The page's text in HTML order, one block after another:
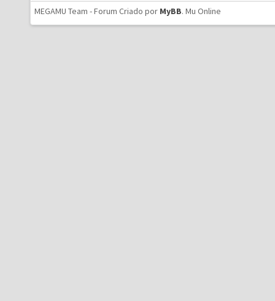
MEGAMU Team - Forum Criado por MyBB. Mu Online